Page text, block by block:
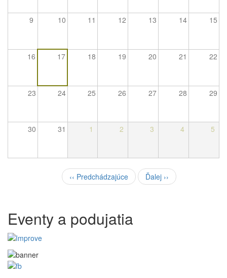
9 10 11 12 13 14 15
16 17 18 19 20 21 22
23 24 25 26 27 28 29
30 31 1 2 3 4 5
‹‹ Predchádzajúce Ďalej ››
Eventy a podujatia